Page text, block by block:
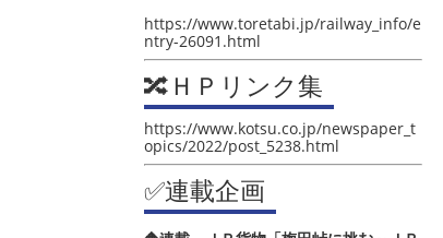
https://www.toretabi.jp/railway_info/e
ntry-26091.html
🔀ＨＰリンク集
https://www.kotsu.co.jp/newspaper_t
opics/2022/post_5238.html
✅連載企画